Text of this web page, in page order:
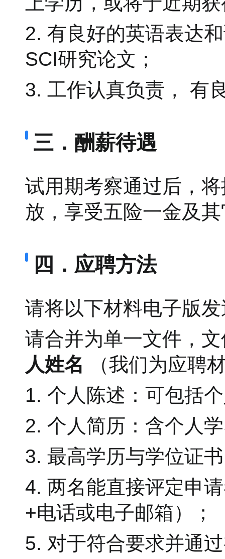
2. 有良好的英语表达
SCI研究论文；
3. 工作认真负责， 有
三．酬薪待遇
试用期考察通过后，
放，享受五险一金及
四．应聘方法
请将以下材料电子版
请合并为单一文件，
人姓名
（我们为应聘
1. 个人陈述：可包括
2. 个人简历：含个人
3. 最高学历与学位证
4. 两名能直接评定申
+电话或电子邮箱）；
5. 对于符合要求并通